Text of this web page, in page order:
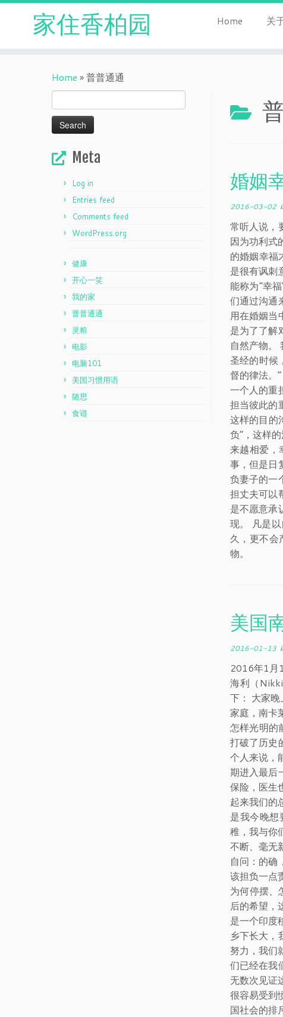
家住香柏园 Home 关
Home »普普通通
for:
Meta
Log in
Entries feed
Comments feed
WordPress.org
健康
开心一笑
我的家
普普通通
灵粮
电影
电脑101
美国习惯用语
随思
食谱
婚姻
2016-03-02
常听人说，
因为功利式
的婚姻幸福
是很有讽刺
能称为“幸
们通过沟通
用在婚姻当
是为了了解
自然产物。
圣经的时候
督的律法。
一个人的重
担当彼此的
这样的目的
负”，这样
来越相爱，
事，但是日
负妻子的一
担丈夫可以
是不愿意承
现。 凡是
久，更不会
物。
美国
2016-01-13
2016年1月
海利（
下： 大家
家庭，南卡
怎样光明的
打破了历史
个人来说，
期进入最后
保险，医生
起来我们的
是我今晚
稚，我与你
不断、毫无
自问：的确
该担负一点
为何停摆、
后的希望，
是一个印度
乡下长大，
努力，我们
们已经在我
无数次见证
很容易受到
国社会的排